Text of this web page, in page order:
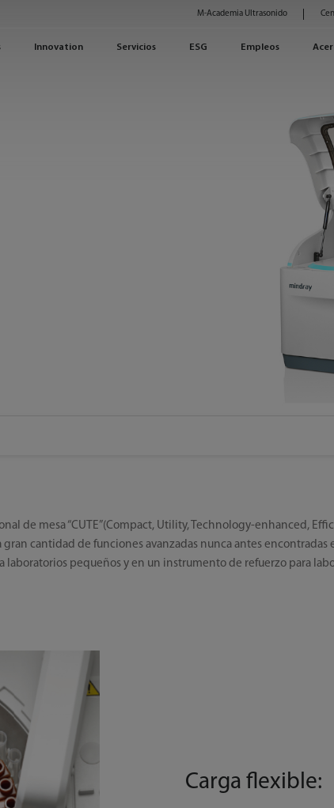
Innovation Servicios ESG Empleos
M-Academia Ultrasonido
de mesa “CUTE”(Compact, Utility, Technology-enhanced,
cantidad de funciones avanzadas nunca antes
pequeños y en un instrumento de refuerzo para
Carga flexible: